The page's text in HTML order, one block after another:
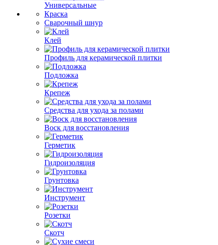
Универсальные
Краска
Сварочный шнур
Клей
Профиль для керамической плитки
Подложка
Крепеж
Средства для ухода за полами
Воск для восстановления
Герметик
Гидроизоляция
Грунтовка
Инструмент
Розетки
Скотч